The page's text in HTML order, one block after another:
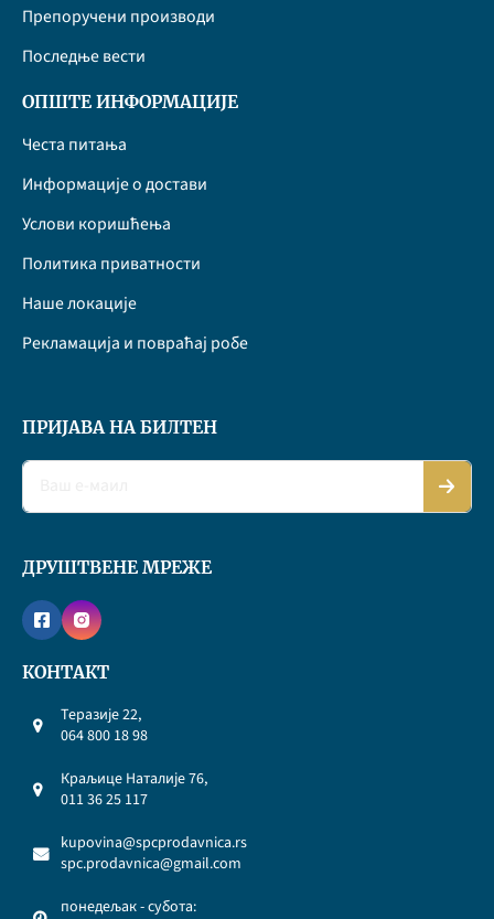
Препоручени производи
Последње вести
ОПШТЕ ИНФОРМАЦИЈЕ
Честа питања
Информације о достави
Услови коришћења
Политика приватности
Наше локације
Рекламација и повраћај робе
ПРИЈАВА НА БИЛТЕН
ДРУШТВЕНЕ МРЕЖЕ
КОНТАКТ
Теразије 22,
064 800 18 98
Краљице Наталије 76,
011 36 25 117
kupovina@spcprodavnica.rs
spc.prodavnica@gmail.com
понедељак - субота: